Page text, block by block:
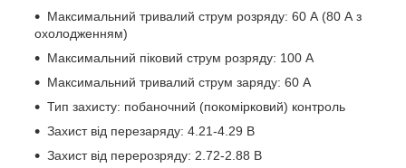
Максимальний тривалий струм розряду: 60 А (80 А з
охолодженням)
Максимальний піковий струм розряду: 100 А
Максимальний тривалий струм заряду: 60 А
Тип захисту: побаночний (покомірковий) контроль
Захист від перезаряду: 4.21-4.29 В
Захист від перерозряду: 2.72-2.88 В